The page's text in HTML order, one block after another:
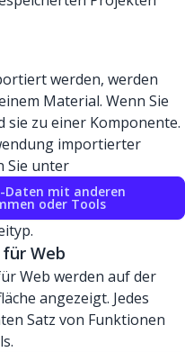
werden, werden
Material. Wenn Sie
sie zu einer Komponente.
importierter
Sie unter
Daten mit anderen
oder Tools
Web
Web werden auf der
angezeigt. Jedes
Satz von Funktionen